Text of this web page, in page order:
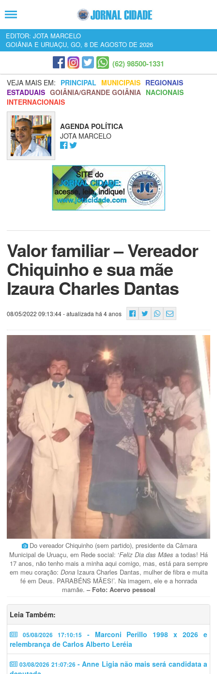
EDITOR: JOTA MARCELO
GOIÂNIA E URUAÇU, GO, 8 DE AGOSTO DE 2026
(62) 98500-1331
VEJA MAIS EM: PRINCIPAL MUNICIPAIS REGIONAIS
ESTADUAIS GOIÂNIA/GRANDE GOIÂNIA NACIONAIS
INTERNACIONAIS
AGENDA POLÍTICA
JOTA MARCELO
Valor familiar – Vereador
Chiquinho e sua mãe
Izaura Charles Dantas
08/05/2022 09:13:44- atualizada há 4 anos
Do vereador Chiquinho (sem partido), presidente da Câmara
Municipal de Uruaçu, em Rede social: ‘Feliz Dia das Mães a todas! Há
17 anos, não tenho mais a minha aqui comigo, mas, está para sempre
em meu coração: DonaIzaura Charles Dantas, mulher de fibra e muita
fé em Deus. PARABÉNS MÃES!’. Na imagem, ele e a honrada
mamãe. – Foto: Acervo pessoal
Leia Também:
05/08/2026 17:10:15
- Marconi Perillo 1998 x 2026 e
relembrança de Carlos Alberto Leréia
03/08/2026 21:07:26 - Anne Ligia não mais será candidata a